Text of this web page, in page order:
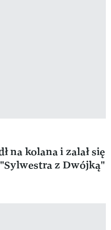
na kolana i zalał się
z Dwójką"